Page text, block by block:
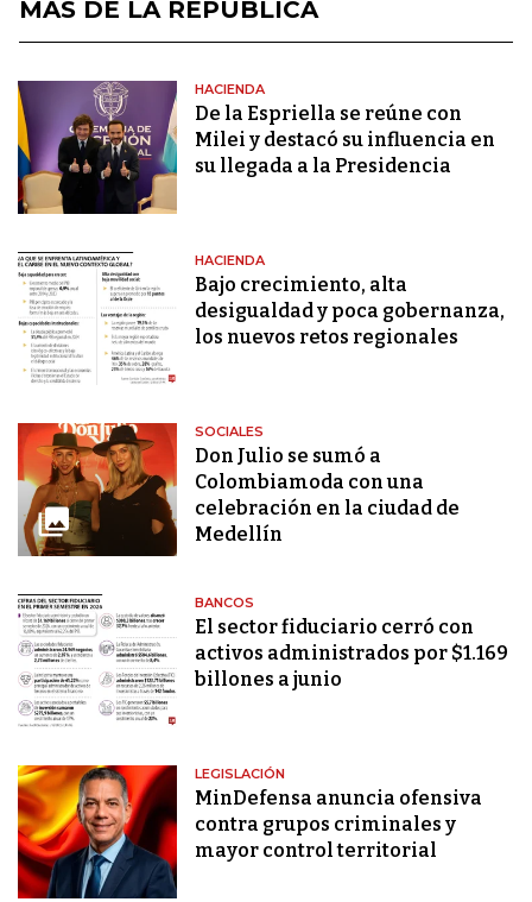
MÁS DE LA REPÚBLICA
HACIENDA
De la Espriella se reúne con
Milei y destacó su influencia en
su llegada a la Presidencia
HACIENDA
Bajo crecimiento, alta
desigualdad y poca gobernanza,
los nuevos retos regionales
SOCIALES
Don Julio se sumó a
Colombiamoda con una
celebración en la ciudad de
Medellín
BANCOS
El sector fiduciario cerró con
activos administrados por $1.169
billones a junio
LEGISLACIÓN
MinDefensa anuncia ofensiva
contra grupos criminales y
mayor control territorial